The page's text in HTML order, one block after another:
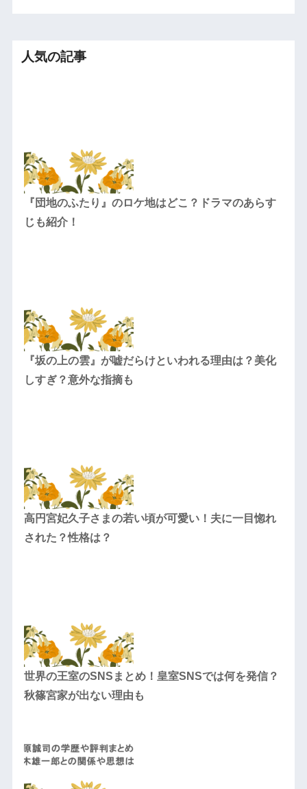
人気の記事
『団地のふたり』のロケ地はどこ？ドラマのあらす
じも紹介！
『坂の上の雲』が嘘だらけといわれる理由は？美化
しすぎ？意外な指摘も
高円宮妃久子さまの若い頃が可愛い！夫に一目惚れ
された？性格は？
世界の王室のSNSまとめ！皇室SNSでは何を発信？
秋篠宮家が出ない理由も